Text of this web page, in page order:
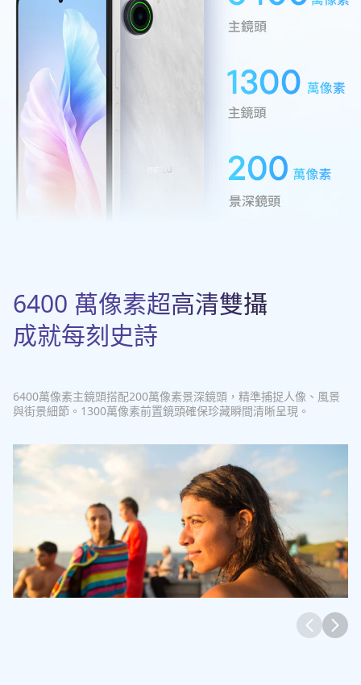
6400 萬像素超高清雙攝
成就每刻史詩
6400萬像素主鏡頭搭配200萬像素景深鏡頭，精準捕捉人像、風景
與街景細節。1300萬像素前置鏡頭確保珍藏瞬間清晰呈現。